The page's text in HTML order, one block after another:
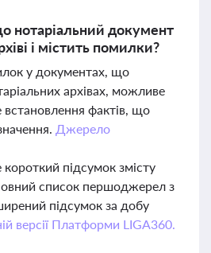
нотаріальний документ
і містить помилки?
у документах, що
архівах, можливе
фактів, що
Джерело
підсумок змісту
список першоджерел з
підсумок за добу
версії Платформи LIGA360.